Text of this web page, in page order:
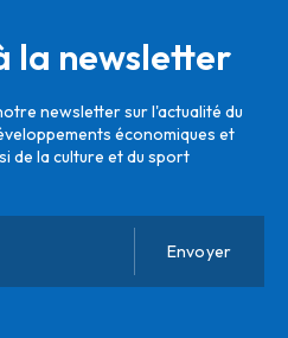
la newsletter
newsletter sur l'actualité du
économiques et
de la culture et du sport